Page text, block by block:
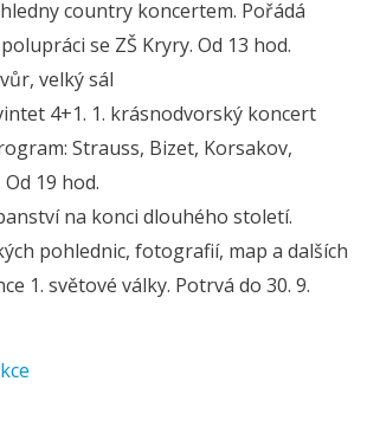
country koncertem. Pořádá
se ZŠ Kryry. Od 13 hod.
velký sál
4+1. 1. krásnodvorský koncert
Strauss, Bizet, Korsakov,
19 hod.
na konci dlouhého století.
pohlednic, fotografií, map a dalších
1. světové války. Potrvá do 30. 9.